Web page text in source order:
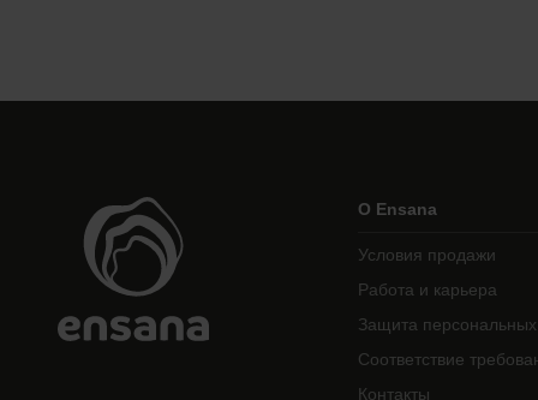
О Ensana
Условия продажи
Работа и карьера
Защита
Соответствие
Контакты